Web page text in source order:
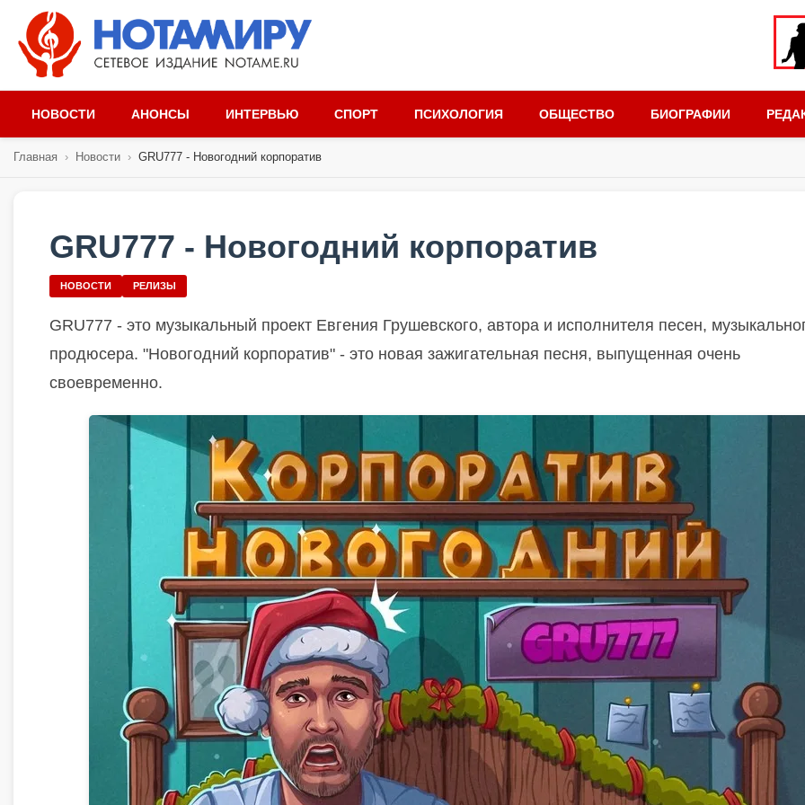
НОВОСТИ АНОНСЫ ИНТЕРВЬЮ СПОРТ ПСИХОЛОГИЯ ОБЩЕСТВО БИОГРАФИИ
Главная › Новости › GRU777 - Новогодний корпоратив
GRU777 - Новогодний корпоратив
НОВОСТИ РЕЛИЗЫ
GRU777 - это музыкальный проект Евгения Грушевского, автора и исполнителя песен,
продюсера. "Новогодний корпоратив" - это новая зажигательная песня, выпущенная очень
своевременно.